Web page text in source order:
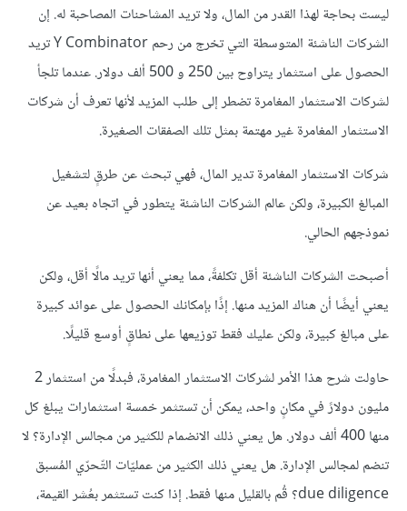
ليست بحاجة لهذا القدر من المال، ولا تريد المشاحنات المصاحبة له. إن
الشركات الناشئة المتوسطة التي تخرج من رحم Y Combinator تريد
الحصول على استثمار يتراوح بين 250 و 500 ألف دولار. عندما تلجأ
لشركات الاستثمار المغامرة تضطر إلى طلب المزيد لأنها تعرف أن شركات
الاستثمار المغامرة غير مهتمة بمثل تلك الصفقات الصغيرة.
شركات الاستثمار المغامرة تدير المال، فهي تبحث عن طرقٍ لتشغيل
المبالغ الكبيرة، ولكن عالم الشركات الناشئة يتطور في اتجاه بعيد عن
نموذجهم الحالي.
أصبحت الشركات الناشئة أقل تكلفةً، مما يعني أنها تريد مالًا أقل، ولكن
يعني أيضًا أن هناك المزيد منها. إذًا بإمكانك الحصول على عوائد كبيرة
على مبالغ كبيرة، ولكن عليك فقط توزيعها على نطاقٍ أوسع قليلًا.
حاولت شرح هذا الأمر لشركات الاستثمار المغامرة، فبدلًا من استثمار 2
مليون دولارً في مكانٍ واحد، يمكن أن تستثمر خمسة استثمارات يبلغ كل
منها 400 ألف دولار. هل يعني ذلك الانضمام للكثير من مجالس الإدارة؟ لا
تنضم لمجالس الإدارة. هل يعني ذلك الكثير من عمليّات التّحرّي المُسبق
due diligence؟ قُم بالقليل منها فقط. إذا كنت تستثمر بعُشر القيمة،